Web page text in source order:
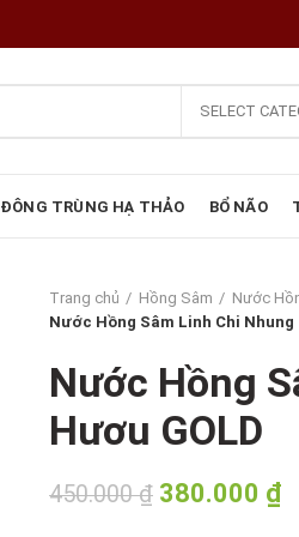
SELECT
ĐÔNG TRÙNG HẠ THẢO BỔ NÃO
Trang chủ Hồng Sâm
Nước
Nước Hồng Sâm Linh Chi Nhung
Nước Hồng
Hươu GOLD
450.000₫ Giá
380.000 ₫